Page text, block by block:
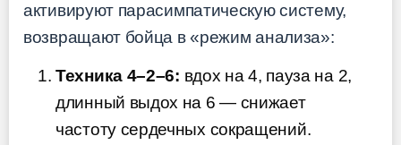
активируют парасимпатическую систему,
возвращают бойца в «режим анализа»:
Техника 4–2–6: вдох на 4, пауза на 2,
длинный выдох на 6 — снижает
частоту сердечных сокращений.